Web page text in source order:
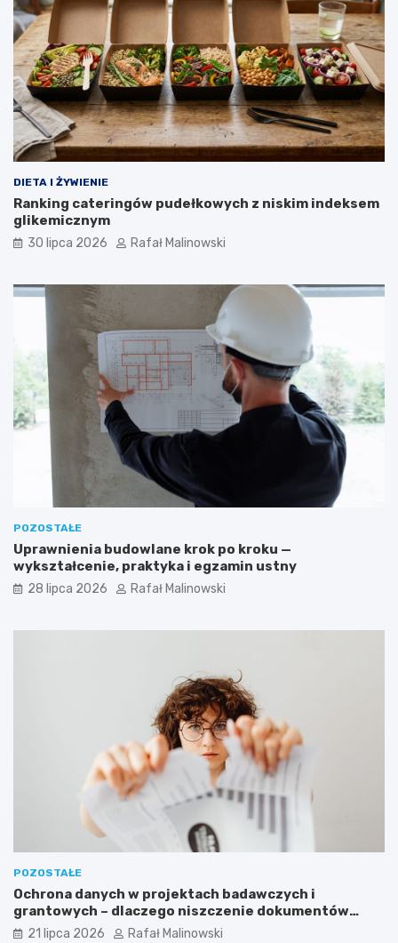
DIETA I ŻYWIENIE
Ranking cateringów pudełkowych z niskim indeksem
glikemicznym
30 lipca 2026 Rafał Malinowski
POZOSTAŁE
Uprawnienia budowlane krok po kroku —
wykształcenie, praktyka i egzamin ustny
28 lipca 2026 Rafał Malinowski
POZOSTAŁE
Ochrona danych w projektach badawczych i
grantowych – dlaczego niszczenie dokumentów
musi być częścią procedury?
21 lipca 2026 Rafał Malinowski